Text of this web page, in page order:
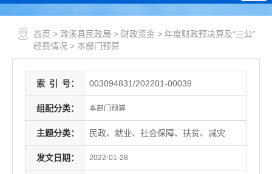
首页 > 濉溪县民政局 > 财政资金 > 年度财政预决算及“三公”
经费情况 > 本部门预算
索 引 号： 003094831/202201-00039
组配分类： 本部门预算
主题分类： 民政、就业、社会保障、扶贫、减灾
发文日期： 2022-01-28